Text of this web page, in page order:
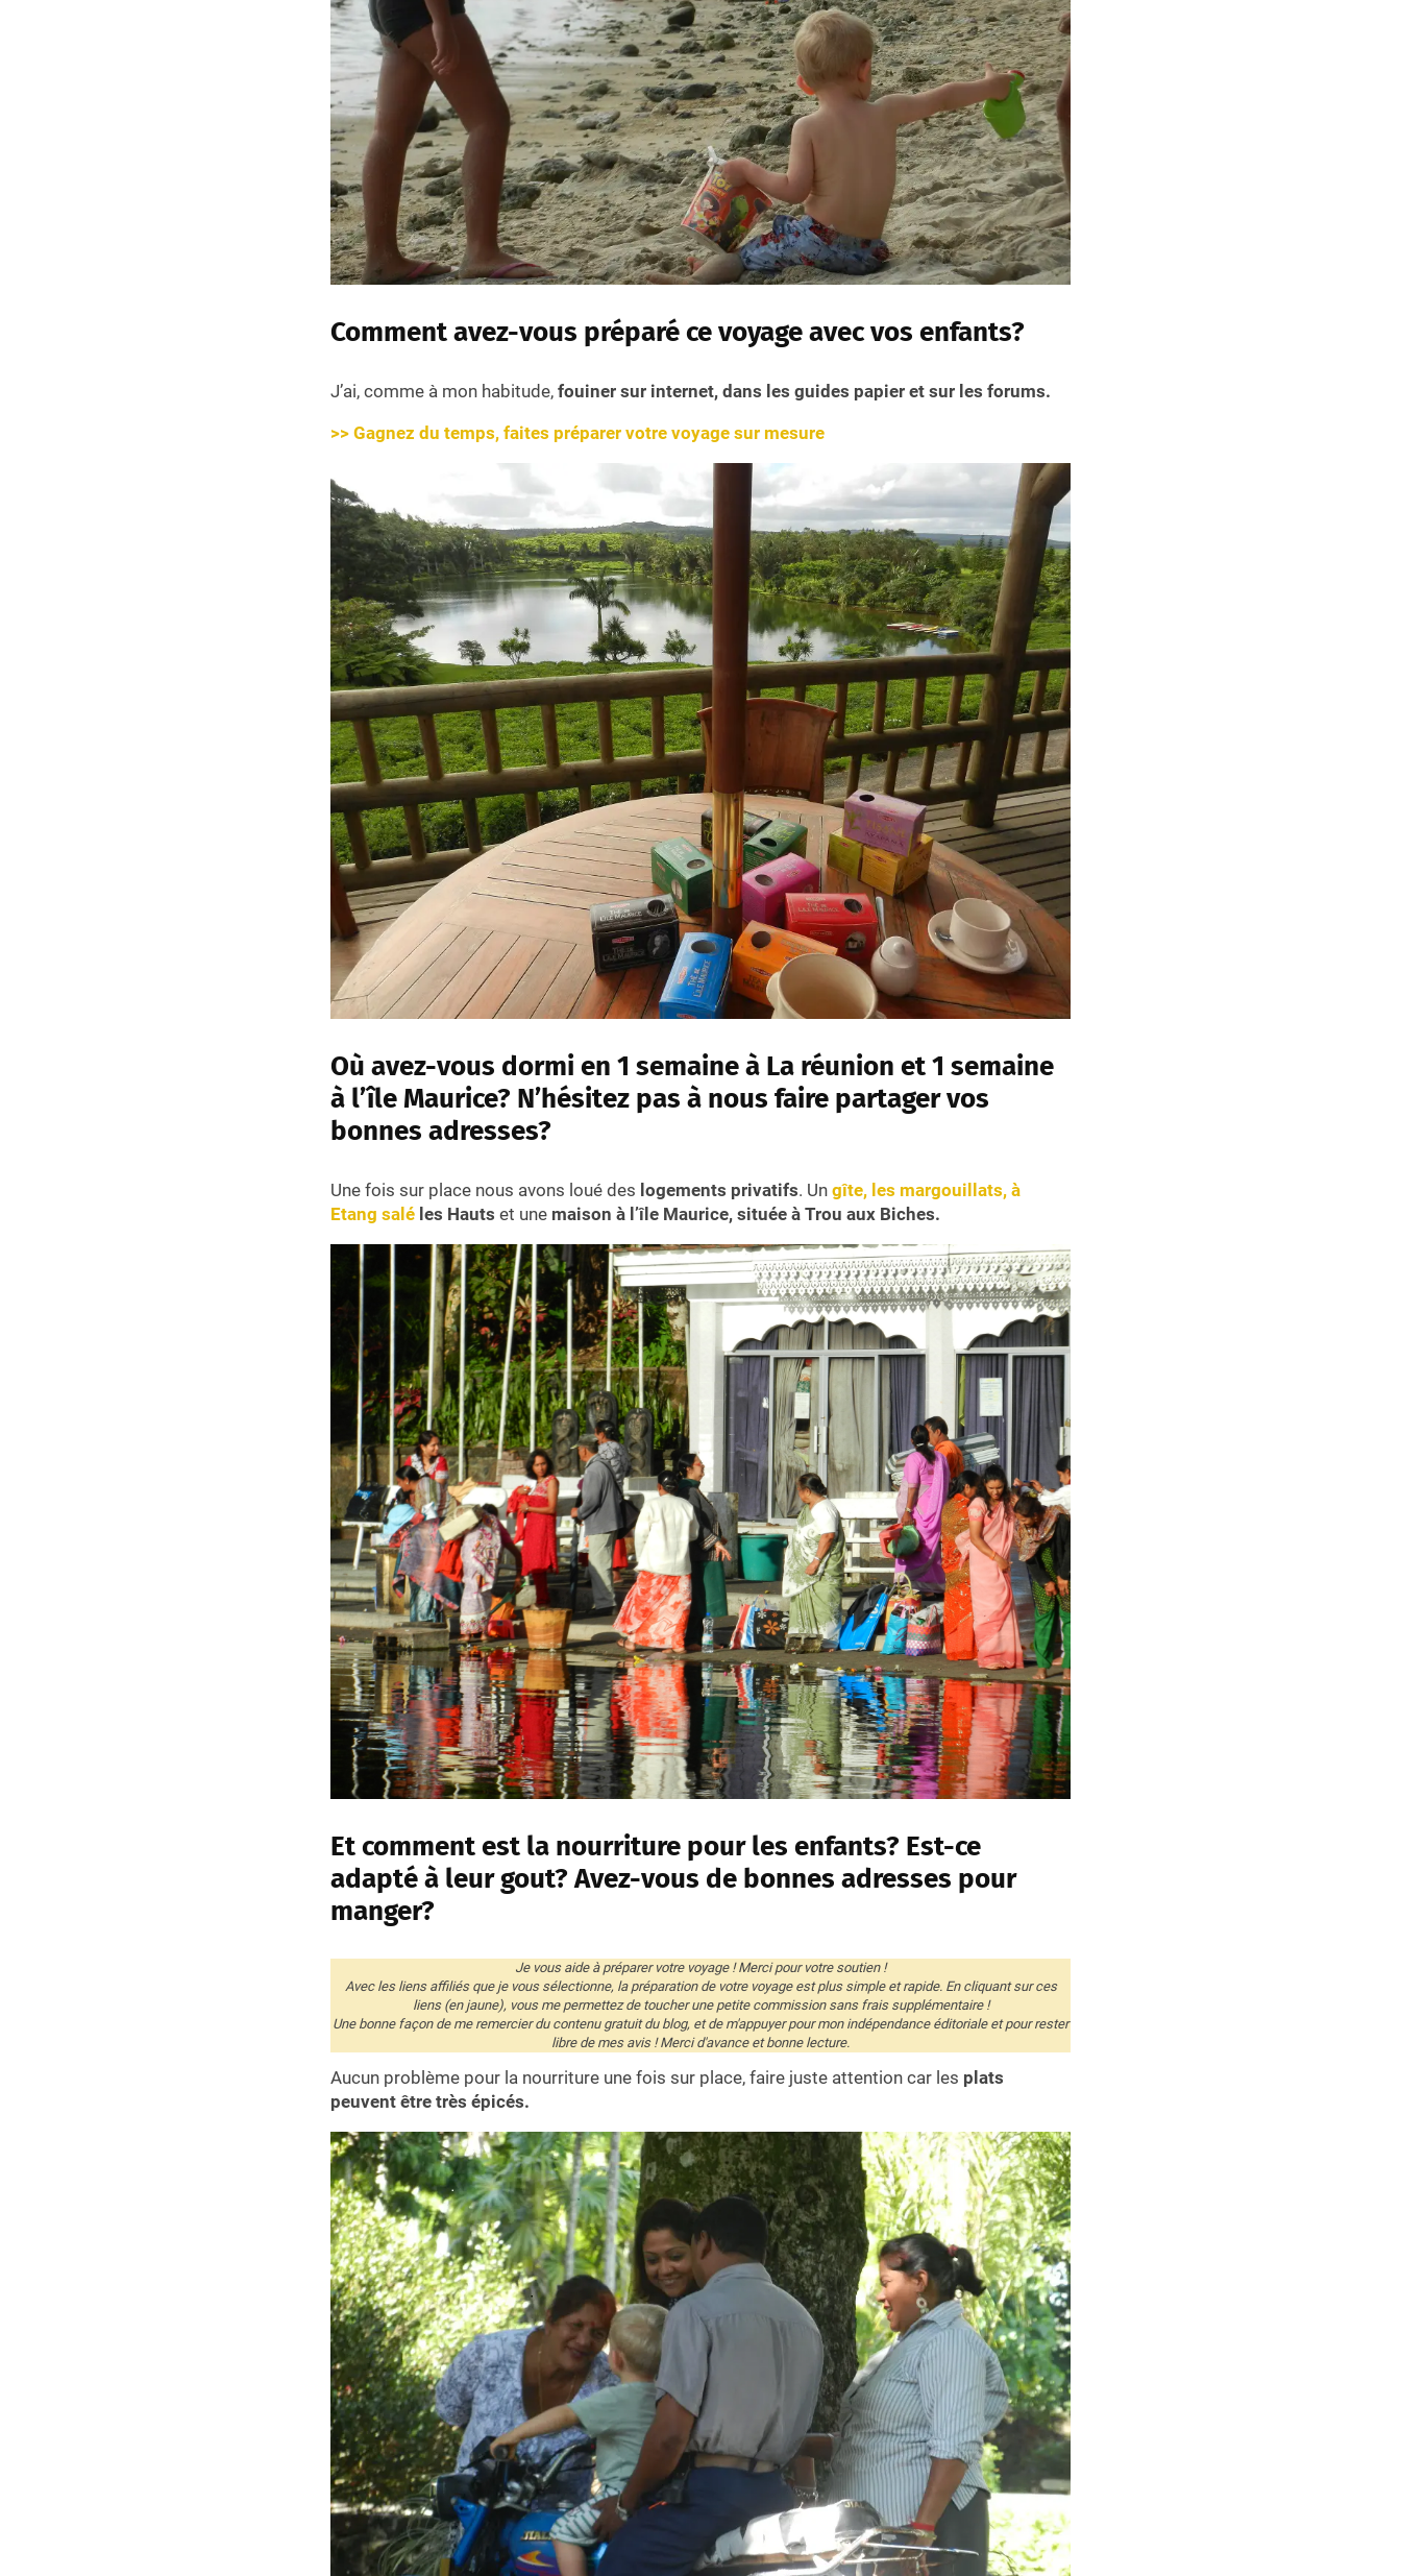
Comment avez-vous préparé ce voyage avec vos enfants?
J’ai, comme à mon habitude, fouiner sur internet, dans les guides papier et sur les forums.
>> Gagnez du temps, faites préparer votre voyage sur mesure
Où avez-vous dormi en 1 semaine à La réunion et 1 semaine
à l’île Maurice? N’hésitez pas à nous faire partager vos
bonnes adresses?
Une fois sur place nous avons loué des logements privatifs. Un gîte, les margouillats, à
Etang salé les Hauts et une maison à l’île Maurice, située à Trou aux Biches.
Et comment est la nourriture pour les enfants? Est-ce
adapté à leur gout? Avez-vous de bonnes adresses pour
manger?
Je vous aide à préparer votre voyage ! Merci pour votre soutien !
Avec les liens affiliés que je vous sélectionne, la préparation de votre voyage est plus simple et rapide. En cliquant sur ces
liens (en jaune), vous me permettez de toucher une petite commission sans frais supplémentaire !
Une bonne façon de me remercier du contenu gratuit du blog, et de m'appuyer pour mon indépendance éditoriale et pour rester
libre de mes avis ! Merci d'avance et bonne lecture.
Aucun problème pour la nourriture une fois sur place, faire juste attention car les plats
peuvent être très épicés.